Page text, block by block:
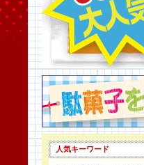
人気キーワード